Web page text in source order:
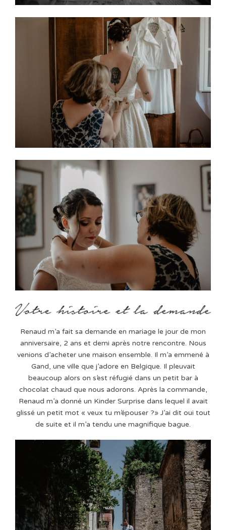
Renaud m’a fait sa demande en mariage le jour de mon
anniversaire, 2 ans et demi après notre rencontre. Nous
venions d’acheter une maison ensemble. Il m’a emmené à
Gand, une ville que j’adore en Belgique. Il pleuvait
beaucoup alors on s’est réfugié dans un petit bar à
chocolat chaud que nous adorons. Après la commande,
Renaud m’a donné un Kinder Surprise dans lequel il avait
glissé un petit mot « veux tu m’épouser ?» J’ai dit oui tout
de suite et il m’a tendu une magnifique bague.